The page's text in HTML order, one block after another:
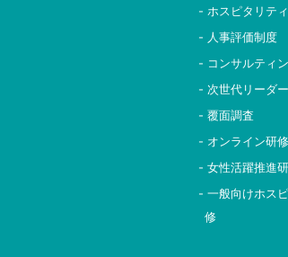
- ホスピタリテ
- 人事評価制度
- コンサルティ
- 次世代リーダ
- 覆面調査
- オンライン研修
- 女性活躍推進
- 一般向けホス
修